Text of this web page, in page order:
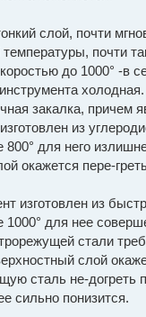
слой, почти
почти
до 1000° -в
холодная.
закалка, причем
из
800° для него
окажется пере-
изготовлен из
1000° для нее
стали
слой
сталь не-догреть
сильно понизится.